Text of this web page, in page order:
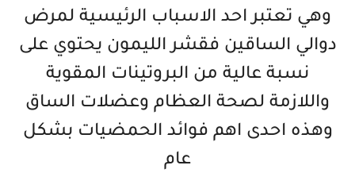
وهي تعتبر احد الاسباب الرئيسية لمرض
دوالي الساقين فقشر الليمون يحتوي على
نسبة عالية من البروتينات المقوية
واللازمة لصحة العظام وعضلات الساق
وهذه احدى اهم فوائد الحمضيات بشكل
عام